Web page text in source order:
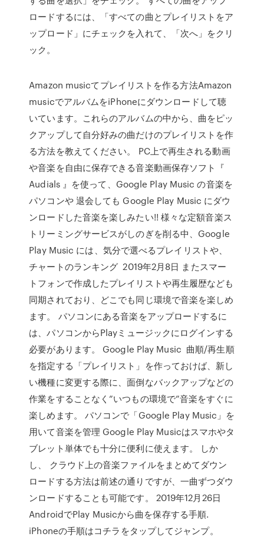
ロードするには、「すべての曲とプレイリストをア
ップロード」にチェックを入れて、「次へ」をクリ
ック。
Amazon musicてプレイリストを作る方法Amazon
musicでアルバムをiPhoneにダウンロードして聴
いています。これらのアルバムの中から、曲をピッ
クアップして自分好みの曲だけのプレイリストを作
る方法を教えてください。 PC上で再生される動画
や音楽を自由に保存できる音楽動画保存ソフト『
Audials 』を使って、Google Play Music の音楽を
パソコンや 退会しても Google Play Music にダウ
ンロードした音楽を楽しみたい!! 様々な定額音楽ス
トリーミングサービスがしのぎを削る中、Google
Play Music には、気分で選べるプレイリストや、
チャートのランキング 2019年2月8日 またスマー
トフォンで作成したプレイリストや再生履歴なども
同期されており、どこでも同じ環境で音楽を楽しめ
ます。 パソコンにある音楽をアップロードするに
は、パソコンからPlayミュージックにログインする
必要があります。 Google Play Music 曲順/再生順
を指定する「プレイリスト」を作っておけば、新し
い機種に変更する際に、面倒なバックアップなどの
作業をすることなく”いつもの環境で”音楽をすぐに
楽しめます。 パソコンで「Google Play Music」を
用いて音楽を管理 Google Play Musicはスマホやタ
ブレット単体でも十分に便利に使えます。 しか
し、 クラウド上の音楽ファイルをまとめてダウン
ロードする方法は前述の通りですが、一曲ずつダウ
ンロードすることも可能です。 2019年12月26日
AndroidでPlay Musicから曲を保存する手順.
iPhoneの手順はコチラをタップしてジャンプ。